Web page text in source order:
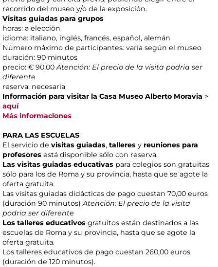
recorrido del museo y/o de la exposición.
Visitas guiadas para grupos
horas: a elección
idioma: italiano, inglés, francés, español, alemán
Número máximo de participantes: varía según el museo
duración: 90 minutos
precio: € 90,00Atención: El precio de la visita podria ser
diferente
reserva: necesaria
Información para visitar la Casa Museo Alberto Moravia >
aquí
Más informaciones
PARA LAS ESCUELAS
El servicio de visitas guiadas, talleres y reuniones para
profesores está disponible sólo con reserva.
Las visitas guiadas educativas para colegios son gratuitas
sólo para los de Roma y su provincia, hasta que se agote la
oferta gratuita.
Las visitas guiadas didácticas de pago cuestan 70,00 euros
(duración 90 minutos)Atención: El precio de la visita
podria ser diferente
Los talleres educativos gratuitos están destinados a las
escuelas de Roma y su provincia, hasta que se agote la
oferta gratuita.
Los talleres educativos de pago cuestan 260,00 euros
(duración de 120 minutos).